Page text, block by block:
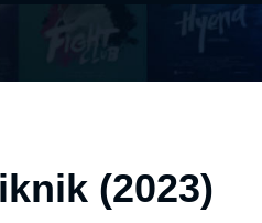
(2023)